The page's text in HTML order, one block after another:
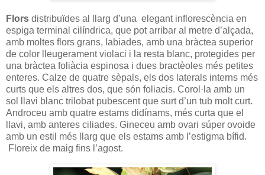
Flors distribuïdes al llarg d’una elegant inflorescència en
espiga terminal cilíndrica, que pot arribar al metre d’alçada,
amb moltes flors grans, labiades, amb una bràctea superior
de color lleugerament violaci i la resta blanc, protegides per
una bràctea foliàcia espinosa i dues bractèoles més petites
enteres. Calze de quatre sèpals, els dos laterals interns més
curts que els altres dos, que són foliacis. Corol·la amb un
sol llavi blanc trilobat pubescent que surt d’un tub molt curt.
Androceu amb quatre estams didínams, més curta que el
llavi, amb anteres ciliades. Gineceu amb ovari súper ovoide
amb un estil més llarg que els estams amb l’estigma bífid.
Floreix de maig fins l’agost.